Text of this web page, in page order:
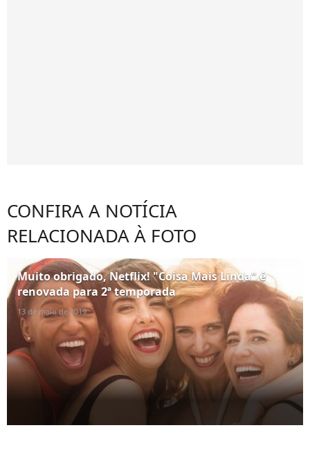
CONFIRA A NOTÍCIA
RELACIONADA À FOTO
Muito obrigado, Netflix! "Coisa Mais Linda" é
renovada para 2ª temporada
13 de maio de 2019